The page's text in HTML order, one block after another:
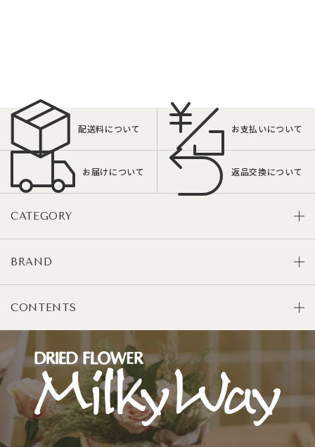
配送料について お支払いについて
お届けについて 返品交換について
CATEGORY
BRAND
CONTENTS